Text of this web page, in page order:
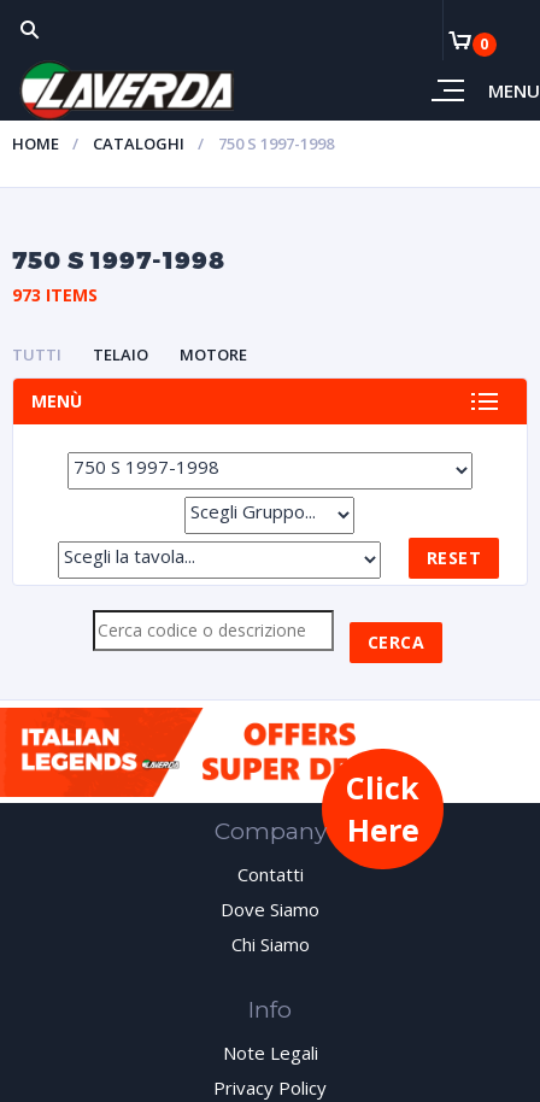
MENU
0
HOME CATALOGHI 750 S 1997-1998
750 S 1997-1998
973 ITEMS
TUTTI TELAIO MOTORE
MENÙ
Click
Here
Company
Contatti
Dove Siamo
Chi Siamo
Info
Note Legali
Privacy Policy